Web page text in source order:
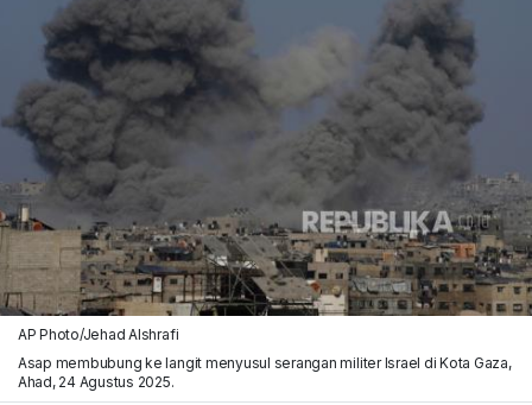
AP Photo/Jehad Alshrafi
Asap membubung ke langit menyusul serangan militer Israel di Kota Gaza,
Ahad, 24 Agustus 2025.